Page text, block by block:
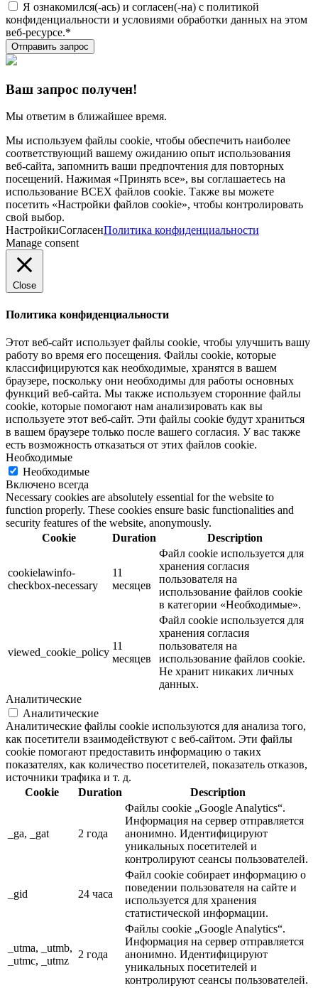
Я ознакомился(-ась) и согласен(-на) с политикой
конфиденциальности и условиями обработки данных на этом
веб-ресурсе.*
Отправить запрос
Ваш запрос получен!
Мы ответим в ближайшее время.
Мы используем файлы cookie, чтобы обеспечить наиболее
соответствующий вашему ожиданию опыт использования
веб-сайта, запомнить ваши предпочтения для повторных
посещений. Нажимая «Принять все», вы соглашаетесь на
использование ВСЕХ файлов cookie. Также вы можете
посетить «Настройки файлов cookie», чтобы контролировать
свой выбор.
НастройкиСогласенПолитика конфиденциальности
Manage consent
Close
Политика конфиденциальности
Этот веб-сайт использует файлы cookie, чтобы улучшить вашу
работу во время его посещения. Файлы cookie, которые
классифицируются как необходимые, хранятся в вашем
браузере, поскольку они необходимы для работы основных
функций веб-сайта. Мы также используем сторонние файлы
cookie, которые помогают нам анализировать как вы
используете этот веб-сайт. Эти файлы cookie будут храниться
в вашем браузере только после вашего согласия. У вас также
есть возможность отказаться от этих файлов cookie.
Необходимые
Необходимые
Включено всегда
Necessary cookies are absolutely essential for the website to
function properly. These cookies ensure basic functionalities and
security features of the website, anonymously.
Cookie
Duration Description
cookielawinfo-
checkbox-necessary
11
месяцев
Файл cookie используется для
хранения согласия
пользователя на
использование файлов cookie
в категории «Необходимые».
viewed_cookie_policy
11
месяцев
Файл cookie используется для
хранения согласия
пользователя на
использование файлов cookie.
Не хранит никаких личных
данных.
Аналитические
Аналитические
Аналитические файлы cookie используются для анализа того,
как посетители взаимодействуют с веб-сайтом. Эти файлы
cookie помогают предоставить информацию о таких
показателях, как количество посетителей, показатель отказов,
источники трафика и т. д.
Cookie
Duration Description
_ga, _gat 2 года
Файлы cookie „Google Analytics“.
Информация на сервер отправляется
анонимно. Идентифицируют
уникальных посетителей и
контролируют сеансы пользователей.
_gid 24 часа
Файл cookie собирает информацию о
поведении пользователя на сайте и
используется для хранения
статистической информации.
_utma, _utmb,
_utmc, _utmz
2 года
Файлы cookie „Google Analytics“.
Информация на сервер отправляется
анонимно. Идентифицируют
уникальных посетителей и
контролируют сеансы пользователей.